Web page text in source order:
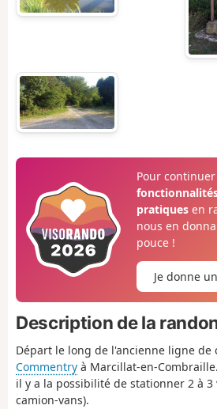
Pour
pratiquesen
nous en
pouce !
Je donne
Description de la
Départ le long de l'ancienne ligne
Commentry à Marcillat-en-
il y a la possibilité de stationner 2 à 3
camion-vans).